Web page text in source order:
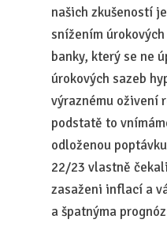
našich zkušeností
snížením
banky, který se ne
úrokových sazeb
výraznému oživení
podstatě to
odloženou
22/23 vlastně
zasaženi inflací a
a špatnýma